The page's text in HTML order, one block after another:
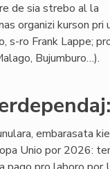
de sia strebo al la
organizi kurson pri
s-ro Frank Lappe;
Bujumburo…).
embarasata
Unio por 2026: